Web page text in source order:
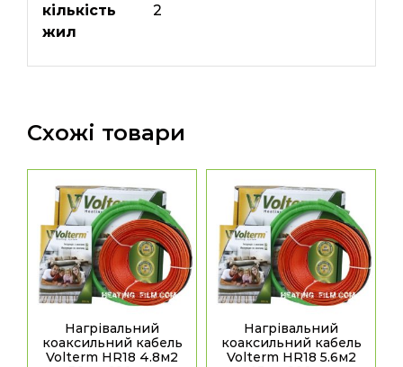
кількість
жил
2
Схожі товари
Нагрівальний
коаксильний кабель
Volterm HR18 4.8м2
Нагрівальний
коаксильний кабель
Volterm HR18 5.6м2